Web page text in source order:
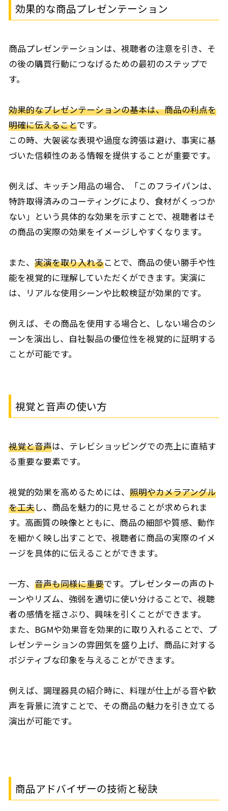
効果的な商品プレゼンテーション
商品プレゼンテーションは、視聴者の注意を引き、そ
の後の購買行動につなげるための最初のステップで
す。
効果的なプレゼンテーションの基本は、商品の利点を
明確に伝えることです。
この時、大袈裟な表現や過度な誇張は避け、事実に基
づいた信頼性のある情報を提供することが重要です。
例えば、キッチン用品の場合、「このフライパンは、
特許取得済みのコーティングにより、食材がくっつか
ない」という具体的な効果を示すことで、視聴者はそ
の商品の実際の効果をイメージしやすくなります。
また、 実演を取り入れることで、商品の使い勝手や性
能を視覚的に理解していただくができます。実演に
は、リアルな使用シーンや比較検証が効果的です。
例えば、その商品を使用する場合と、しない場合のシ
ーンを演出し、自社製品の優位性を視覚的に証明する
ことが可能です。
視覚と音声の使い方
視覚と音声は、テレビショッピングでの売上に直結す
る重要な要素です。
視覚的効果を高めるためには、 照明やカメラアングル
を工夫し、商品を魅力的に見せることが求められま
す。高画質の映像とともに、商品の細部や質感、動作
を細かく映し出すことで、視聴者に商品の実際のイメ
ージを具体的に伝えることができます。
一方、 音声も同様に重要です。プレゼンターの声のト
ーンやリズム、強弱を適切に使い分けることで、視聴
者の感情を揺さぶり、興味を引くことができます。
また、BGMや効果音を効果的に取り入れることで、プ
レゼンテーションの雰囲気を盛り上げ、商品に対する
ポジティブな印象を与えることができます。
例えば、調理器具の紹介時に、料理が仕上がる音や歓
声を背景に流すことで、その商品の魅力を引き立てる
演出が可能です。
商品アドバイザーの技術と秘訣